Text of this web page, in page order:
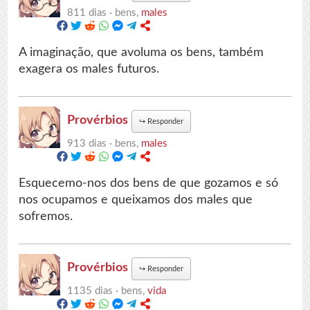
811 dias · bens, males
A imaginação, que avoluma os bens, também
exagera os males futuros.
Provérbios ↪ Responder
913 dias · bens, males
Esquecemo-nos dos bens de que gozamos e só
nos ocupamos e queixamos dos males que
sofremos.
Provérbios ↪ Responder
1135 dias · bens,vida